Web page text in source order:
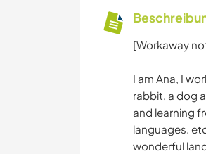
[Workaway
I am Ana, I
rabbit, a dog
and learning
languages.
wonderful